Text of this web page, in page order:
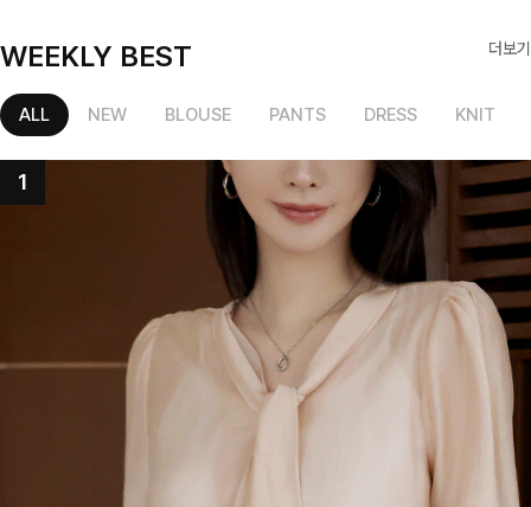
WEEKLY BEST 더보기
ALL NEW BLOUSE PANTS DRESS KNIT